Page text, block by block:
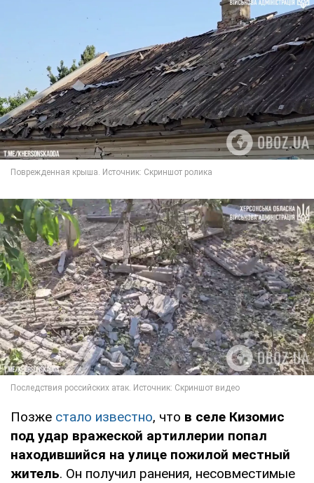
Позже стало известно, что в селе Кизомис
под удар вражеской артиллерии попал
находившийся на улице пожилой местный
житель. Он получил ранения, несовместимые